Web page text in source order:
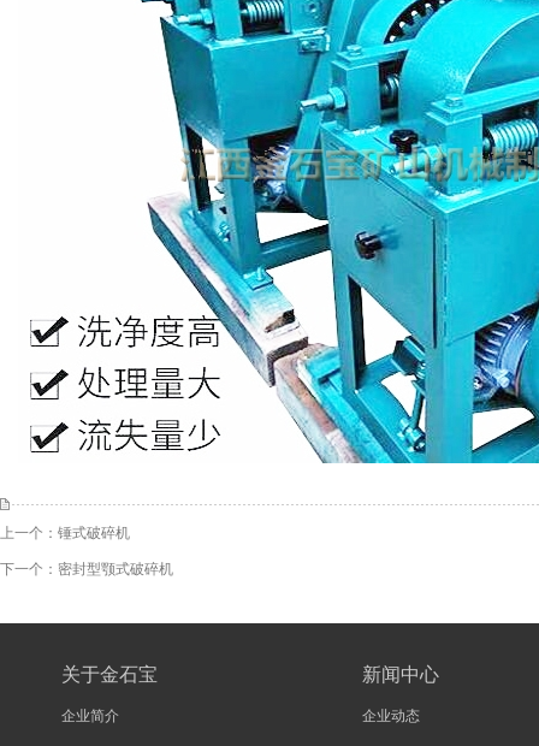
上一个： 锤式破碎机
下一个： 密封型颚式破碎机
关于金石宝
企业简介
新闻中心
企业动态